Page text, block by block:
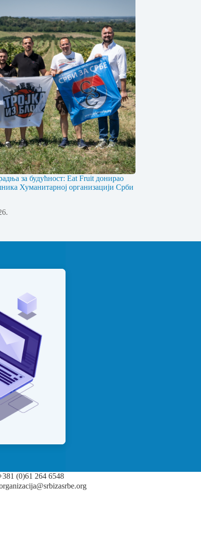
за будућност: Eat Fruit донирао
Хуманитарној организацији Срби
(0)61 264 6548